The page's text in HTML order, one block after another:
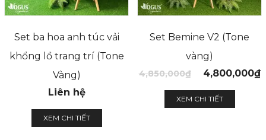
Set ba hoa anh túc vải
khổng lồ trang trí (Tone
Vàng)
Liên hệ
XEM CHI TIẾT
Set Bemine V2 (Tone
vàng)
4,850,000₫ 4,800,000₫
XEM CHI TIẾT